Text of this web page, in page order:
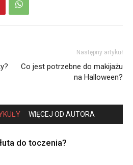
Następny artykuł
Co jest potrzebne do makijażu
na Halloween?
WIĘCEJ OD AUTORA
do toczenia?